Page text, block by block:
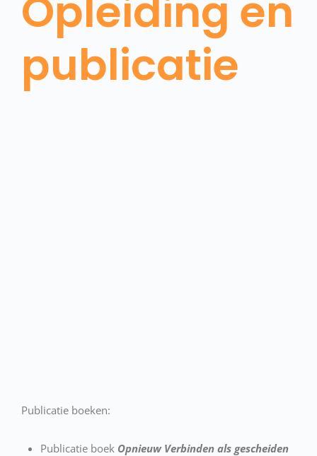
publicatie
Publicatie boeken:
Publicatie boek Opnieuw Verbinden als gescheiden